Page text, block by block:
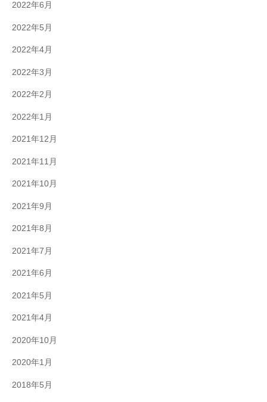
2022年6月
2022年5月
2022年4月
2022年3月
2022年2月
2022年1月
2021年12月
2021年11月
2021年10月
2021年9月
2021年8月
2021年7月
2021年6月
2021年5月
2021年4月
2020年10月
2020年1月
2018年5月